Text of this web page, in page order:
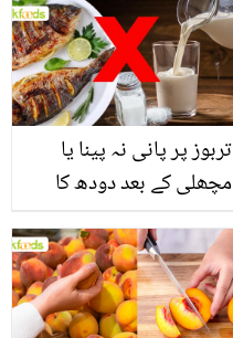
انگیز طبی فوائد
تربوز پر پانی نہ پینا یا
مچھلی کے بعد دودھ کا
سے متعلق غلط فہمیوں کی
حقیقت کیا ہے اور افواہ
کیا؟